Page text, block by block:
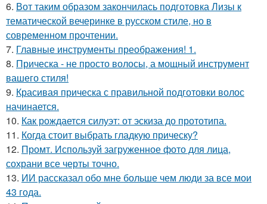
6. Вот таким образом закончилась подготовка Лизы к
тематической вечеринке в русском стиле, но в
современном прочтении.
7. Главные инструменты преображения! 1.
8. Прическа - не просто волосы, а мощный инструмент
вашего стиля!
9. Красивая прическа с правильной подготовки волос
начинается.
10. Как рождается силуэт: от эскиза до прототипа.
11. Когда стоит выбрать гладкую прическу?
12. Промт. Используй загруженное фото для лица,
сохрани все черты точно.
13. ИИ рассказал обо мне больше чем люди за все мои
43 года.